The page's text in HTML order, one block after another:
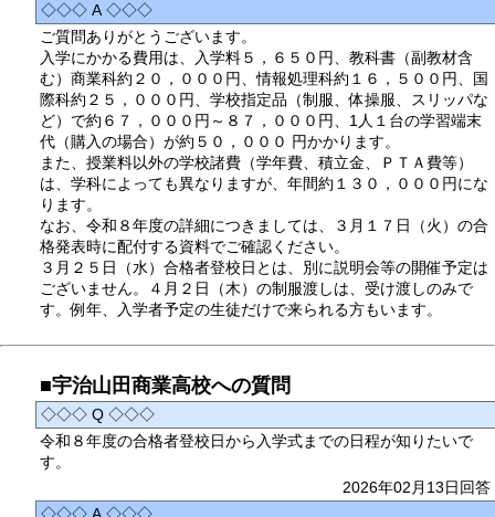
◇◇◇ A ◇◇◇
ご質問ありがとうございます。
入学にかかる費用は、入学料５，６５０円、教科書（副教材含
む）商業科約２０，０００円、情報処理科約１６，５００円、国
際科約２５，０００円、学校指定品（制服、体操服、スリッパな
ど）で約６７，０００円～８７，０００円、1人１台の学習端末
代（購入の場合）が約５０，０００ 円かかります。
また、授業料以外の学校諸費（学年費、積立金、ＰＴＡ費等）
は、学科によっても異なりますが、年間約１３０，０００円にな
ります。
なお、令和８年度の詳細につきましては、３月１７日（火）の合
格発表時に配付する資料でご確認ください。
３月２５日（水）合格者登校日とは、別に説明会等の開催予定は
ございません。４月２日（木）の制服渡しは、受け渡しのみで
す。例年、入学者予定の生徒だけで来られる方もいます。
■宇治山田商業高校への質問
◇◇◇ Q ◇◇◇
令和８年度の合格者登校日から入学式までの日程が知りたいで
す。
2026年02月13日回答